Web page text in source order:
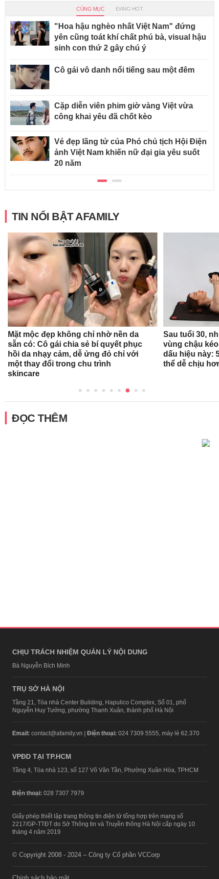
CÙNG MỤC ĐANG HOT
"Hoa hậu nghèo nhất Việt Nam" đứng
yên cũng toát khí chất phú bà, visual hậu
sinh con thứ 2 gây chú ý
Cô gái vô danh nổi tiếng sau một đêm
Cặp diễn viên phim giờ vàng Việt vừa
công khai yêu đã chốt kèo
Vẻ đẹp lãng tử của Phó chủ tịch Hội Điện
ảnh Việt Nam khiến nữ đại gia yêu suốt
20 năm
TIN NỔI BẬT AFAMILY
Mặt mộc đẹp không chỉ nhờ nền da
sẵn có: Cô gái chia sẻ bí quyết phục
hồi da nhạy cảm, dễ ửng đỏ chỉ với
một thay đổi trong chu trình
skincare
Sau tuổi 30,
vùng chậu
dấu hiệu này:
thể dễ chịu
ĐỌC THÊM
CHỊU TRÁCH NHIỆM QUẢN LÝ NỘI DUNG
Bà Nguyễn Bích Minh
TRỤ SỞ HÀ NỘI
Tầng 21, Tòa nhà Center Building, Hapulico Complex, Số 01, phố
Nguyễn Huy Tưởng, phường Thanh Xuân, thành phố Hà Nội
Email: contact@afamily.vn | Điện thoại: 024 7309 5555, máy lẻ 62.370
VPĐD TẠI TP.HCM
Tầng 4, Tòa nhà 123, số 127 Võ Văn Tần, Phường Xuân Hòa, TPHCM
Điện thoại: 028 7307 7979
Giấy phép thiết lập trang thông tin điện tử tổng hợp trên mạng số
2217/GP-TTĐT do Sở Thông tin và Truyền thông Hà Nội cấp ngày 10
tháng 4 năm 2019
© Copyright 2008 - 2024 – Công ty Cổ phần VCCorp